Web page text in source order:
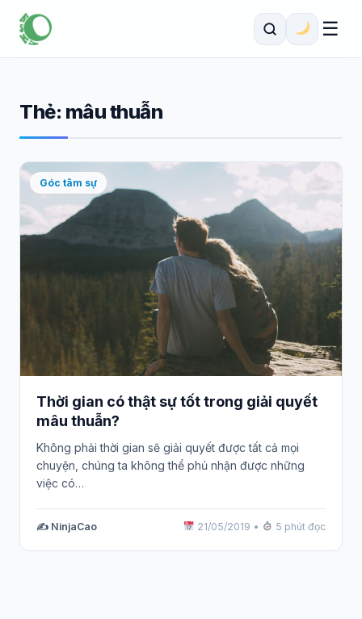
☰
Thẻ: mâu thuẫn
Góc tâm sự
Thời gian có thật sự tốt trong giải quyết
mâu thuẫn?
Không phải thời gian sẽ giải quyết được tất cả mọi
chuyện, chúng ta không thể phủ nhận được những
việc có…
✍️ NinjaCao 21/05/2019 • 5 phút đọc